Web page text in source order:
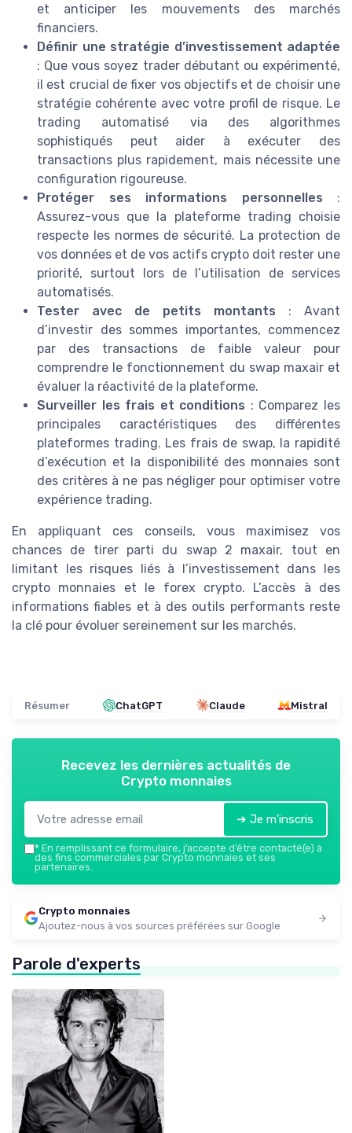
et anticiper les mouvements des marchés
financiers.
Définir une stratégie d’investissement adaptée
: Que vous soyez trader débutant ou expérimenté,
il est crucial de fixer vos objectifs et de choisir une
stratégie cohérente avec votre profil de risque. Le
trading automatisé via des algorithmes
sophistiqués peut aider à exécuter des
transactions plus rapidement, mais nécessite une
configuration rigoureuse.
Protéger ses informations personnelles :
Assurez-vous que la plateforme trading choisie
respecte les normes de sécurité. La protection de
vos données et de vos actifs crypto doit rester une
priorité, surtout lors de l’utilisation de services
automatisés.
Tester avec de petits montants : Avant
d’investir des sommes importantes, commencez
par des transactions de faible valeur pour
comprendre le fonctionnement du swap maxair et
évaluer la réactivité de la plateforme.
Surveiller les frais et conditions : Comparez les
principales caractéristiques des différentes
plateformes trading. Les frais de swap, la rapidité
d’exécution et la disponibilité des monnaies sont
des critères à ne pas négliger pour optimiser votre
expérience trading.
En appliquant ces conseils, vous maximisez vos
chances de tirer parti du swap 2 maxair, tout en
limitant les risques liés à l’investissement dans les
crypto monnaies et le forex crypto. L’accès à des
informations fiables et à des outils performants reste
la clé pour évoluer sereinement sur les marchés.
Résumer ChatGPT Claude Mistral
Recevez les dernières actualités de
Crypto monnaies
➔ Je m'inscris
* En remplissant ce formulaire, j’accepte d’être contacté(e) à
des fins commerciales par Crypto monnaies et ses
partenaires.
Crypto monnaies
Ajoutez-nous à vos sources préférées sur Google
Parole d'experts